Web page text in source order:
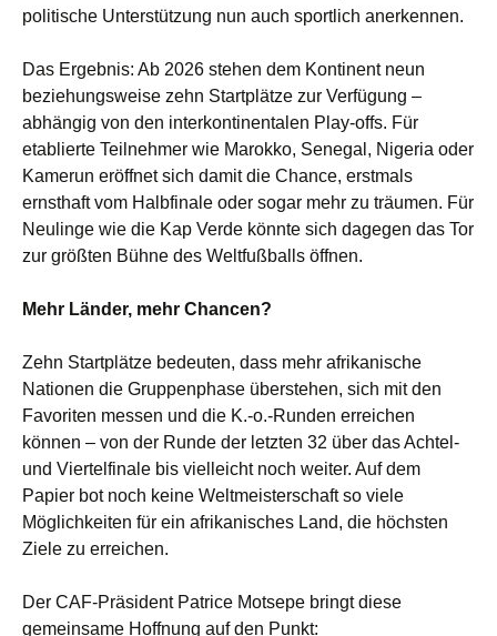
politische Unterstützung nun auch sportlich anerkennen.
Das Ergebnis: Ab 2026 stehen dem Kontinent neun
beziehungsweise zehn Startplätze zur Verfügung –
abhängig von den interkontinentalen Play-offs. Für
etablierte Teilnehmer wie Marokko, Senegal, Nigeria oder
Kamerun eröffnet sich damit die Chance, erstmals
ernsthaft vom Halbfinale oder sogar mehr zu träumen. Für
Neulinge wie die Kap Verde könnte sich dagegen das Tor
zur größten Bühne des Weltfußballs öffnen.
Mehr Länder, mehr Chancen?
Zehn Startplätze bedeuten, dass mehr afrikanische
Nationen die Gruppenphase überstehen, sich mit den
Favoriten messen und die K.-o.-Runden erreichen
können – von der Runde der letzten 32 über das Achtel-
und Viertelfinale bis vielleicht noch weiter. Auf dem
Papier bot noch keine Weltmeisterschaft so viele
Möglichkeiten für ein afrikanisches Land, die höchsten
Ziele zu erreichen.
Der CAF-Präsident Patrice Motsepe bringt diese
gemeinsame Hoffnung auf den Punkt: